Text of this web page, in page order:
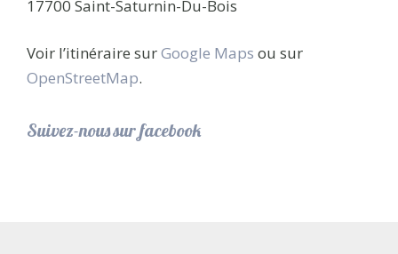
17700 Saint-Saturnin-Du-Bois
Voir l’itinéraire surGoogle Maps ou sur
OpenStreetMap.
Suivez-nous sur facebook